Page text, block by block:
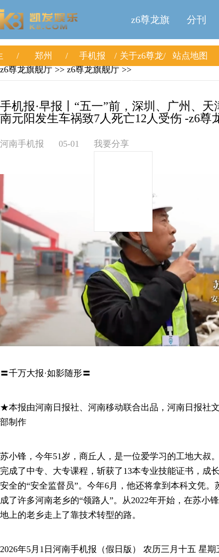
z6尊龙旗
舰厅
分刊
郑州 手机报 关于z6尊龙
站点地图
z6尊龙旗舰厅 >> z6尊龙旗舰厅 >>
手机报·早报丨“五一”前，深圳、广州、
南元阳发生车祸致7人死亡12人受伤 -z6尊
河南手机报 05-01 我要分享
〓千万大报·如影随形〓
★本报由河南日报社、河南移动联合出品，河南日报社
部制作
苏小锋，今年51岁，商丘人，是一位爱学习的工地大叔
完成了中专、大专课程，斩获了13本专业技能证书，成
安全的“安全监督员”。今年6月，他还将拿到本科文凭
成了许多河南老乡的“领路人”。从2022年开始，在苏小
地上的老乡走上了靠技术转型的路。
2026年5月1日河南手机报（假日版） 农历三月十五 星期